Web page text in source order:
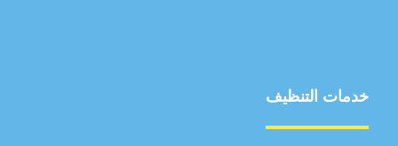
خدمات التنظيف